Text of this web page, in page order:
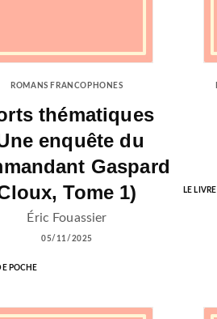
ROMANS FRANCOPHONES
thématiques
enquête du
Gaspard
Tome 1)
Éric Fouassier
05/11/2025
POCHE
LE